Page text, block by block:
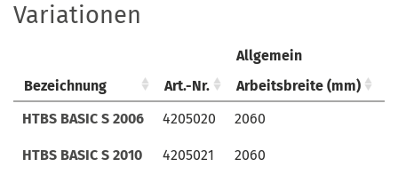
Variationen
Allgemein
Bezeichnung
Art.-Nr. Arbeitsbreite (mm)
Allgemein
Bezeichnung Art.-Nr. Arbeitsbreite (mm)
HTBS BASIC S 2006 4205020 2060
HTBS BASIC S 2010 4205021 2060
Bezeichnung
Art.-Nr.
HTBS BASIC S 2006
4205020
HTBS BASIC S 2010 4205021